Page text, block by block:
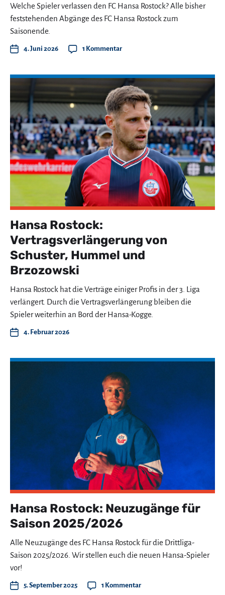
Welche Spieler verlassen den FC Hansa Rostock? Alle bisher
feststehenden Abgänge des FC Hansa Rostock zum
Saisonende.
4. Juni 2026 1 Kommentar
Hansa Rostock:
Vertragsverlängerung von
Schuster, Hummel und
Brzozowski
Hansa Rostock hat die Verträge einiger Profis in der 3. Liga
verlängert. Durch die Vertragsverlängerung bleiben die
Spieler weiterhin an Bord der Hansa-Kogge.
4. Februar 2026
Hansa Rostock: Neuzugänge für
Saison 2025/2026
Alle Neuzugänge des FC Hansa Rostock für die Drittliga-
Saison 2025/2026. Wir stellen euch die neuen Hansa-Spieler
vor!
5. September 2025 1 Kommentar